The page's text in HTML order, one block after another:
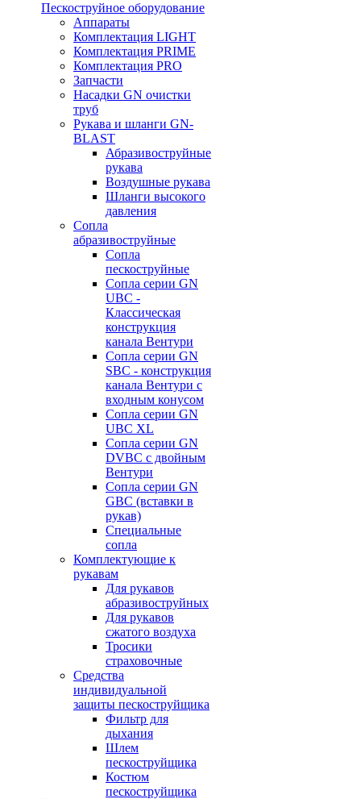
Пескоструйное оборудование
Аппараты
Комплектация LIGHT
Комплектация PRIME
Комплектация PRO
Запчасти
Насадки GN очистки
труб
Рукава и шланги GN-
BLAST
Абразивоструйные
рукава
Воздушные рукава
Шланги высокого
давления
Сопла
абразивоструйные
Сопла
пескоструйные
Сопла серии GN
UBC -
Классическая
конструкция
канала Вентури
Сопла серии GN
SBC - конструкция
канала Вентури c
входным конусом
Сопла серии GN
UBC XL
Сопла серии GN
DVBC с двойным
Вентури
Сопла серии GN
GBC (вставки в
рукав)
Специальные
сопла
Комплектующие к
рукавам
Для рукавов
абразивоструйных
Для рукавов
сжатого воздуха
Тросики
страховочные
Средства
индивидуальной
защиты пескоструйщика
Фильтр для
дыхания
Шлем
пескоструйщика
Костюм
пескоструйщика